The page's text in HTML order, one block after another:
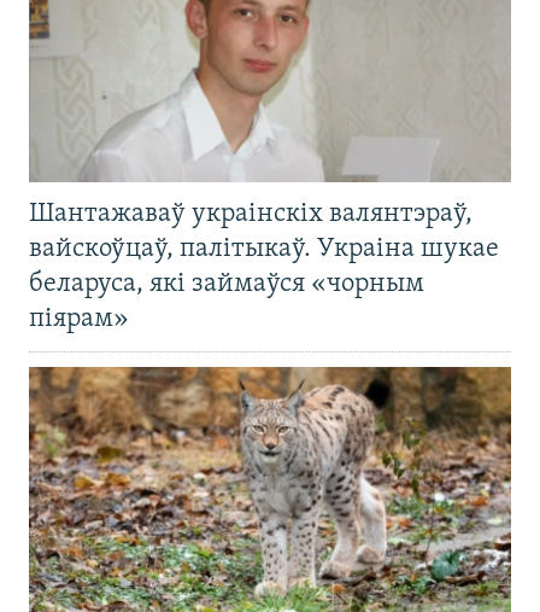
Шантажаваў украінскіх валянтэраў,
вайскоўцаў, палітыкаў. Украіна шукае
беларуса, які займаўся «чорным
піярам»